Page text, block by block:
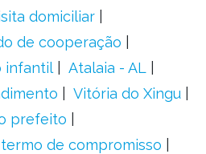
domiciliar
de cooperação
infantil
Atalaia - AL
Vitória do Xingu
prefeito
termo de compromisso